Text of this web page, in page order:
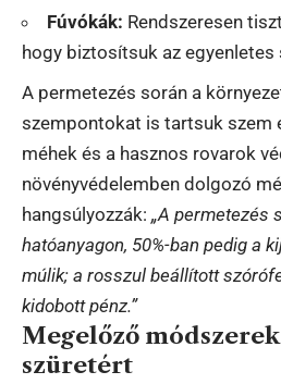
Fúvókák: Rendszeresen
hogy biztosítsuk az egyenletes
A permetezés során a
szempontokat is tartsuk szem
méhek és a hasznos rovarok
növényvédelemben dolgozó
hangsúlyozzák: „A permetezés
hatóanyagon, 50%-ban pedig a
múlik; a rosszul beállított
kidobott pénz.”
Megelőző módszerek
szüretért